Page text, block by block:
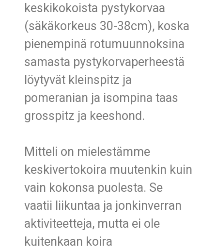
keskikokoista pystykorvaa
(säkäkorkeus 30-38cm), koska
pienempinä rotumuunnoksina
samasta pystykorvaperheestä
löytyvät kleinspitz ja
pomeranian ja isompina taas
grosspitz ja keeshond.
Mitteli on mielestämme
keskivertokoira muutenkin kuin
vain kokonsa puolesta. Se
vaatii liikuntaa ja jonkinverran
aktiviteetteja, mutta ei ole
kuitenkaan koira